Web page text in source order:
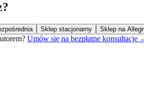
Sklep stacjonarny Sklep na
Umów się na bezpłatne konsultacje